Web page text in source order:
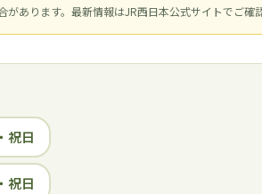
あります。最新情報はJR西日本公式サイトでご確
祝日
祝日